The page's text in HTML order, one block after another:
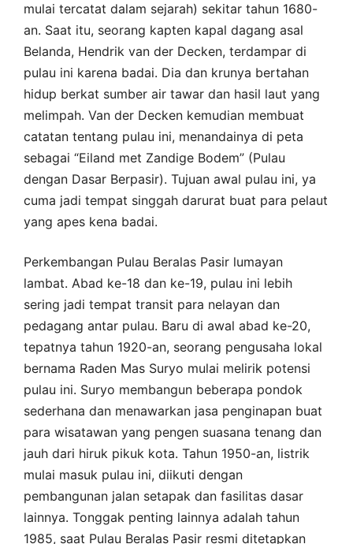
mulai tercatat dalam sejarah) sekitar tahun 1680-
an. Saat itu, seorang kapten kapal dagang asal
Belanda, Hendrik van der Decken, terdampar di
pulau ini karena badai. Dia dan krunya bertahan
hidup berkat sumber air tawar dan hasil laut yang
melimpah. Van der Decken kemudian membuat
catatan tentang pulau ini, menandainya di peta
sebagai “Eiland met Zandige Bodem” (Pulau
dengan Dasar Berpasir). Tujuan awal pulau ini, ya
cuma jadi tempat singgah darurat buat para pelaut
yang apes kena badai.
Perkembangan Pulau Beralas Pasir lumayan
lambat. Abad ke-18 dan ke-19, pulau ini lebih
sering jadi tempat transit para nelayan dan
pedagang antar pulau. Baru di awal abad ke-20,
tepatnya tahun 1920-an, seorang pengusaha lokal
bernama Raden Mas Suryo mulai melirik potensi
pulau ini. Suryo membangun beberapa pondok
sederhana dan menawarkan jasa penginapan buat
para wisatawan yang pengen suasana tenang dan
jauh dari hiruk pikuk kota. Tahun 1950-an, listrik
mulai masuk pulau ini, diikuti dengan
pembangunan jalan setapak dan fasilitas dasar
lainnya. Tonggak penting lainnya adalah tahun
1985, saat Pulau Beralas Pasir resmi ditetapkan